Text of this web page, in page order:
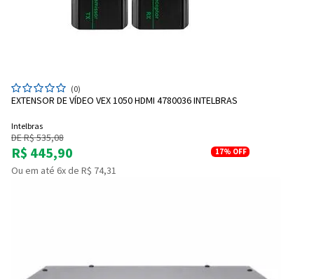
(0)
EXTENSOR DE VÍDEO VEX 1050 HDMI 4780036 INTELBRAS
Intelbras
DE R$ 535,08
R$ 445,90 17% OFF
Ou em até 6x de R$ 74,31
Preencha seus dados para iniciar a